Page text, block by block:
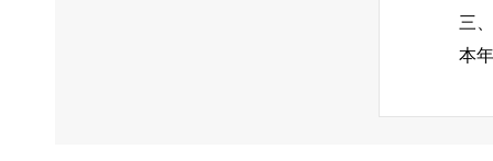
三
本
等信息